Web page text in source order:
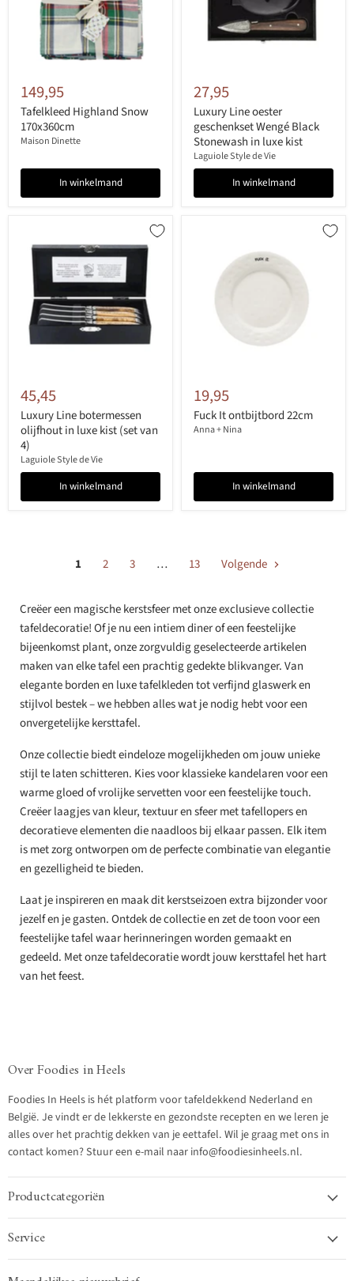
149,95
Tafelkleed Highland Snow
170x360cm
Maison Dinette
In winkelmand
27,95
Luxury Line oester
geschenkset Wengé Black
Stonewash in luxe kist
Laguiole Style de Vie
In winkelmand
45,45
Luxury Line botermessen
olijfhout in luxe kist (set van
4)
Laguiole Style de Vie
In winkelmand
19,95
Fuck It ontbijtbord 22cm
Anna + Nina
In winkelmand
1 2 3 … 13 Volgende
Creëer een magische kerstsfeer met onze exclusieve collectie
tafeldecoratie! Of je nu een intiem diner of een feestelijke
bijeenkomst plant, onze zorgvuldig geselecteerde artikelen
maken van elke tafel een prachtig gedekte blikvanger. Van
elegante borden en luxe tafelkleden tot verfijnd glaswerk en
stijlvol bestek – we hebben alles wat je nodig hebt voor een
onvergetelijke kersttafel.
Onze collectie biedt eindeloze mogelijkheden om jouw unieke
stijl te laten schitteren. Kies voor klassieke kandelaren voor een
warme gloed of vrolijke servetten voor een feestelijke touch.
Creëer laagjes van kleur, textuur en sfeer met tafellopers en
decoratieve elementen die naadloos bij elkaar passen. Elk item
is met zorg ontworpen om de perfecte combinatie van elegantie
en gezelligheid te bieden.
Laat je inspireren en maak dit kerstseizoen extra bijzonder voor
jezelf en je gasten. Ontdek de collectie en zet de toon voor een
feestelijke tafel waar herinneringen worden gemaakt en
gedeeld. Met onze tafeldecoratie wordt jouw kersttafel het hart
van het feest.
Over Foodies in Heels
Foodies In Heels is hét platform voor tafeldekkend Nederland en
België. Je vindt er de lekkerste en gezondste recepten en we leren je
alles over het prachtig dekken van je eettafel. Wil je graag met ons in
contact komen? Stuur een e-mail naar info@foodiesinheels.nl.
Productcategoriën
Service